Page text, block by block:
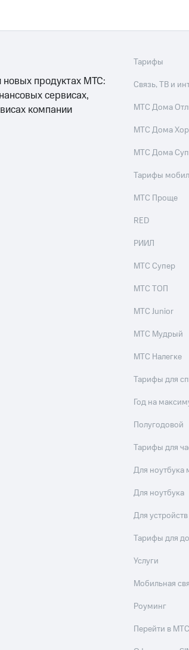
новых продуктах МТС:
сервисах,
компании
Тарифы
Связь, ТВ и
МТС Дома
МТС Дома
МТС Дома
Тарифы
МТС Проще
RED
РИИЛ
МТС Супер
МТС ТОП
МТС Junior
МТС Мудрый
МТС Налегке
Тарифы для
Год на
Полугодовой
Тарифы для
Для ноутбука
Для ноутбука
Для устройств
Тарифы для
Услуги
Мобильная
Роуминг
Перейти в